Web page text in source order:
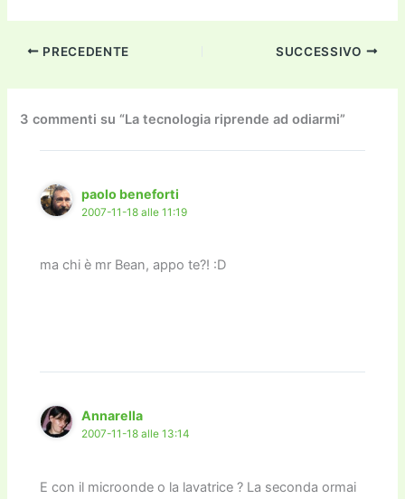
c
e
b
o
o
k
itt
er
ai
l
d
o
n
a
m
p
y
Li
n
k
k
e
dI
n
n
di
vi
di
PRECEDENTE SUCCESSIVO
3 commenti su “La tecnologia riprende ad odiarmi”
paolo beneforti
2007-11-18 alle 11:19
ma chi è mr Bean, appo te?! :D
Annarella
2007-11-18 alle 13:14
E con il microonde o la lavatrice ? La seconda ormai